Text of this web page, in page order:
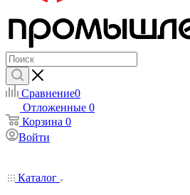
Сравнение0
Отложенные 0
Корзина 0
Войти
Каталог